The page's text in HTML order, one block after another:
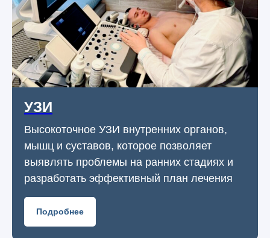
УЗИ
Высокоточное УЗИ внутренних органов,
мышц и суставов, которое позволяет
выявлять проблемы на ранних стадиях и
разработать эффективный план лечения
Подробнее